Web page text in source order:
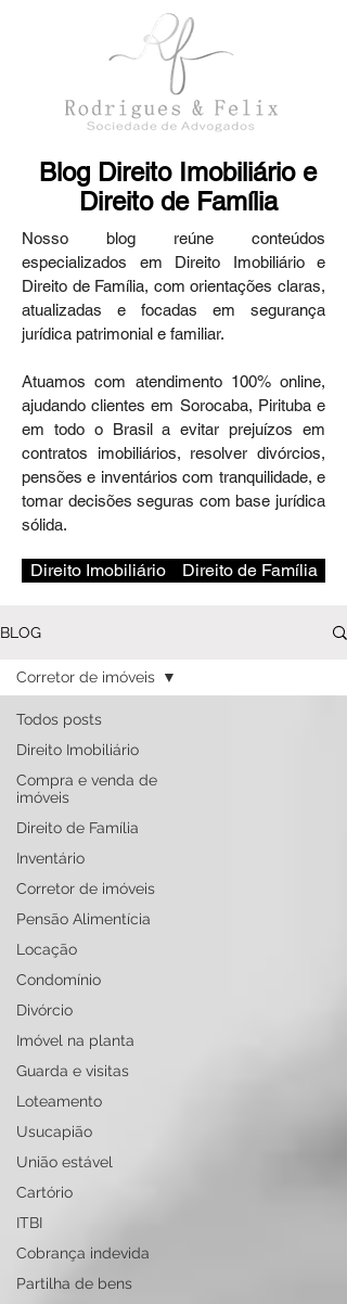
Blog Direito Imobiliário e
Direito de Família
Nosso blog reúne conteúdos
especializados em Direito Imobiliário e
Direito de Família, com orientações claras,
atualizadas e focadas em segurança
jurídica patrimonial e familiar.
Atuamos com atendimento 100% online,
ajudando clientes em Sorocaba, Pirituba e
em todo o Brasil a evitar prejuízos em
contratos imobiliários, resolver divórcios,
pensões e inventários com tranquilidade, e
tomar decisões seguras com base jurídica
sólida.
Direito Imobiliário Direito de Família
BLOG
Todos posts
Direito Imobiliário
Compra e venda de
imóveis
Direito de Família
Inventário
Corretor de imóveis
Pensão Alimentícia
Locação
Condomínio
Divórcio
Imóvel na planta
Guarda e visitas
Loteamento
Usucapião
União estável
Cartório
ITBI
Cobrança indevida
Partilha de bens
Corretor de imóveis